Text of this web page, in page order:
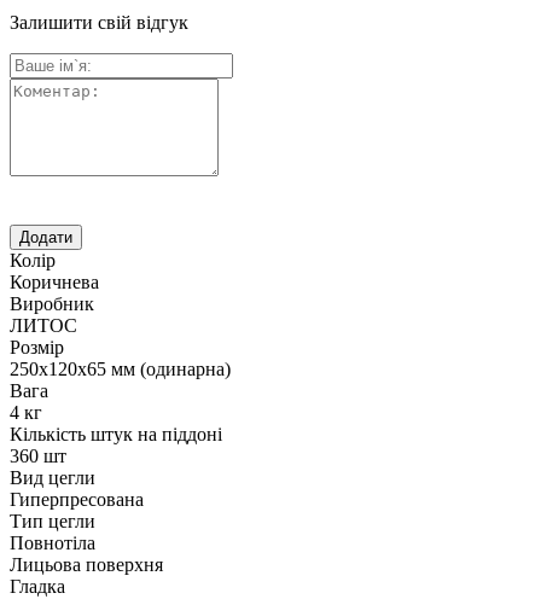
Залишити свій відгук
Колір
Коричнева
Виробник
ЛИТОС
Розмір
250х120х65 мм (одинарна)
Вага
4 кг
Кількість штук на піддоні
360 шт
Вид цегли
Гиперпресована
Тип цегли
Повнотіла
Лицьова поверхня
Гладка